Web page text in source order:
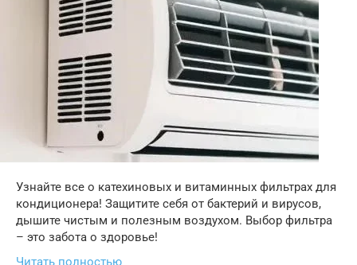
Узнайте все о катехиновых и витаминных фильтрах для
кондиционера! Защитите себя от бактерий и вирусов,
дышите чистым и полезным воздухом. Выбор фильтра
– это забота о здоровье!
Читать полностью